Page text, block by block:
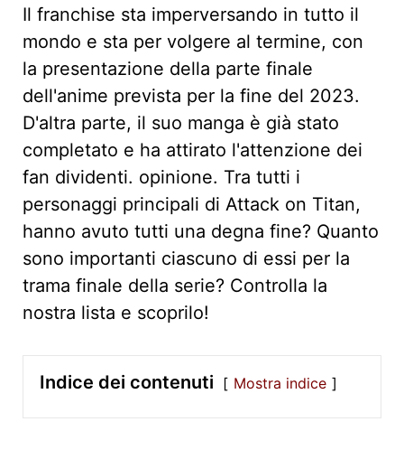
Il franchise sta imperversando in tutto il
mondo e sta per volgere al termine, con
la presentazione della parte finale
dell'anime prevista per la fine del 2023.
D'altra parte, il suo manga è già stato
completato e ha attirato l'attenzione dei
fan dividenti. opinione. Tra tutti i
personaggi principali di Attack on Titan,
hanno avuto tutti una degna fine? Quanto
sono importanti ciascuno di essi per la
trama finale della serie? Controlla la
nostra lista e scoprilo!
Indice dei contenuti Mostra indice